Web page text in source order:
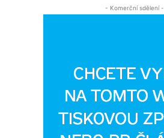
- Komerční sdělení -